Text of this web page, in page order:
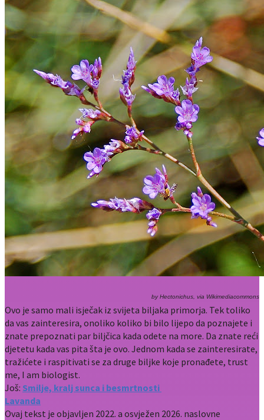
by Hectonichus, via Wikimediacommons
Ovo je samo mali isječak iz svijeta biljaka primorja. Tek toliko
da vas zainteresira, onoliko koliko bi bilo lijepo da poznajete i
znate prepoznati par biljčica kada odete na more. Da znate reći
djetetu kada vas pita šta je ovo. Jednom kada se zainteresirate,
tražićete i raspitivati se za druge biljke koje pronađete, trust
me, I am biologist.
Još: Smilje, kralj sunca i besmrtnosti
Lavanda
Ovaj tekst je objavljen 2022. a osvježen 2026. naslovne